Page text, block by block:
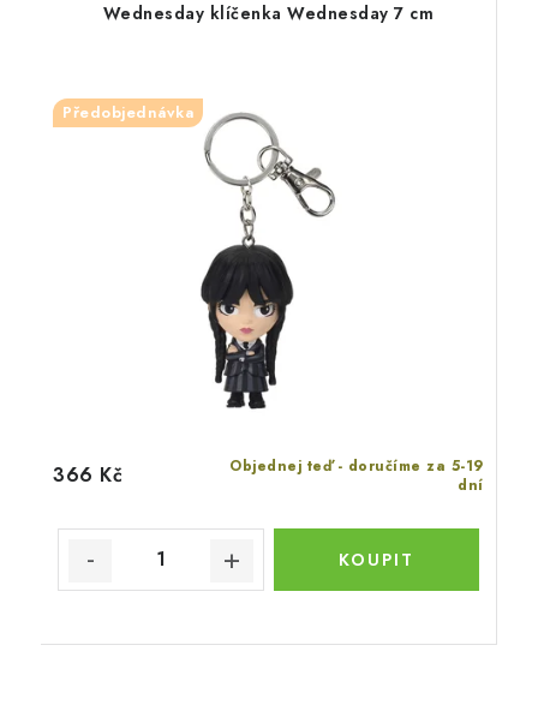
Wednesday klíčenka Wednesday 7 cm
Předobjednávka
Objednej teď - doručíme za 5-19
dní
366 Kč